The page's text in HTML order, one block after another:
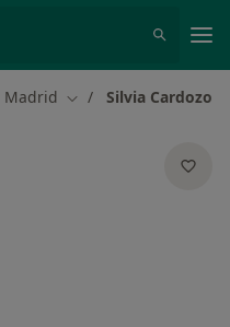
Madrid Cambiar de ciudad
Silvia Cardozo